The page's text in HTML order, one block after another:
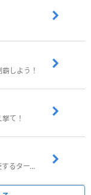
しよう！
て！
武器の『アビリティ』と『戦神』を駆使するターン制コマンドバトルRPG！